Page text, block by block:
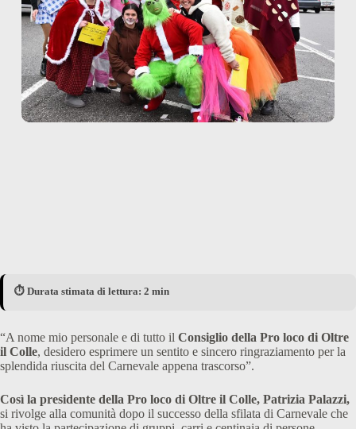
⏱️ Durata stimata di lettura: 2 min
“A nome mio personale e di tutto il Consiglio della Pro loco di Oltre
il Colle, desidero esprimere un sentito e sincero ringraziamento per la
splendida riuscita del Carnevale appena trascorso”.
Così la presidente della Pro loco di Oltre il Colle, Patrizia Palazzi,
si rivolge alla comunità dopo il successo della sfilata di Carnevale che